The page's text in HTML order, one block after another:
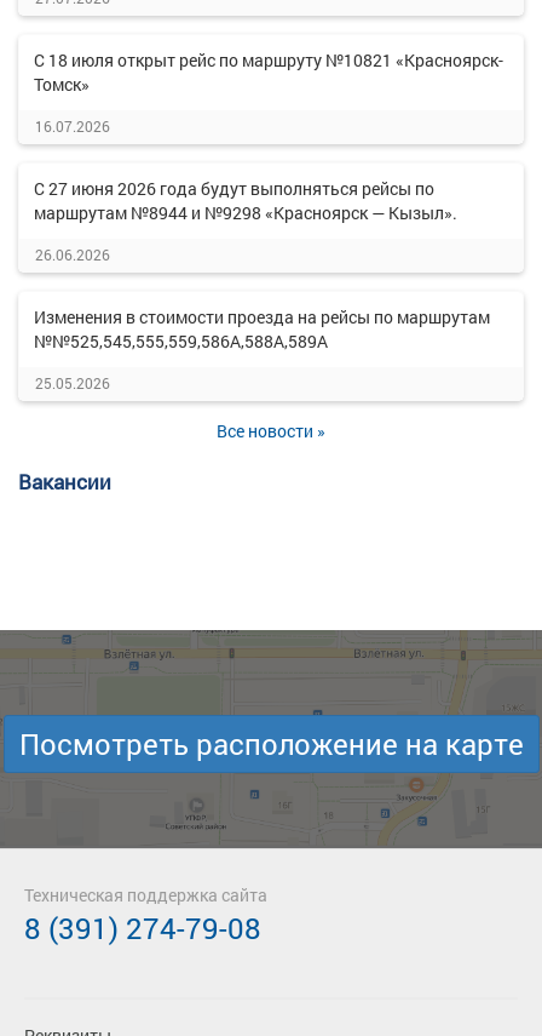
С 18 июля открыт рейс по маршруту №10821 «Красноярск-
Томск»
16.07.2026
С 27 июня 2026 года будут выполняться рейсы по
маршрутам №8944 и №9298 «Красноярск — Кызыл».
26.06.2026
Изменения в стоимости проезда на рейсы по маршрутам
№№525,545,555,559,586А,588А,589А
25.05.2026
Все новости »
Вакансии
Посмотреть расположение на карте
Техническая поддержка сайта
8 (391) 274-79-08